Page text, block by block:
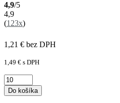
4,9/5
4,9
(123x)
1,21 € bez DPH
1,49 € s DPH
Do košíka